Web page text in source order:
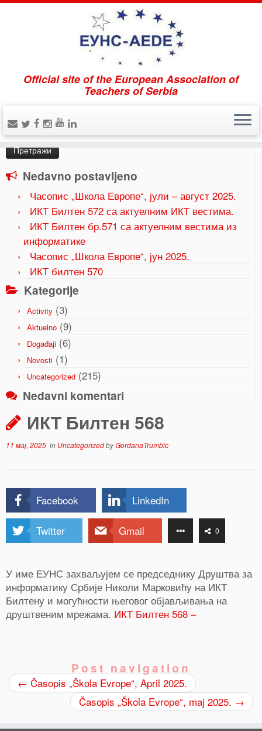
Official site of the European Association of
Teachers of Serbia
Home » Uncategorized » ИКТ Билтен 568
Претрага
за:
Nedavno postavljeno
Часопис „Школа Европе“, јули – август 2025.
ИКТ Билтен 572 са актуелним ИКТ вестима.
ИКТ Билтен бр.571 са актуелним вестима из
информатике
Часопис „Школа Европе“, јун 2025.
ИКТ билтен 570
Kategorije
Activity (3)
Aktuelno (9)
Događaji (6)
Novosti (1)
Uncategorized (215)
Nedavni komentari
ИКТ Билтен 568
11 мај, 2025 in UncategorizedbyGordanaTrumbic
Facebook LinkedIn
Twitter Gmail 0
У име ЕУНС захваљујем се председнику Друштва за
информатику Србије Николи Марковићу на ИКТ
Билтену и могућности његовог објављивања на
друштвеним мрежама. ИКТ Билтен 568 –
Post navigation
← Časopis „Škola Evrope“, April 2025.
Časopis „Škola Evrope“, maj 2025. →